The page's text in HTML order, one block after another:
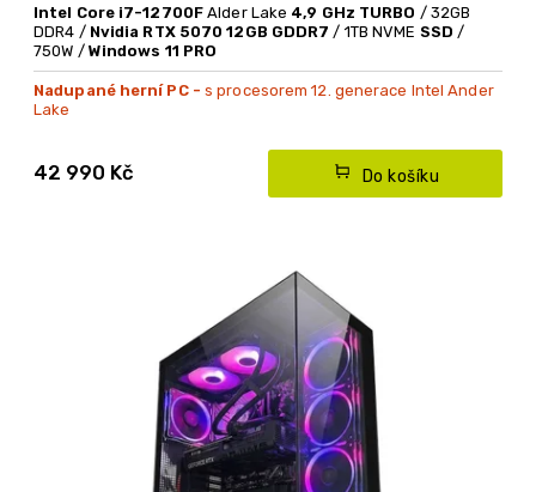
42 990 Kč Do košíku
Intel Core i7-12700F Alder Lake 4,9 GHz TURBO / 32GB
DDR4 / Nvidia RTX 5070 12GB GDDR7 / 1TB NVME SSD /
750W / Windows 11 PRO
Nadupané herní PC - s procesorem 12. generace Intel Ander
Lake